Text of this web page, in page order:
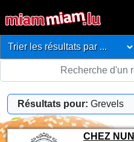
Résultats pour: Grevels
CHEZ